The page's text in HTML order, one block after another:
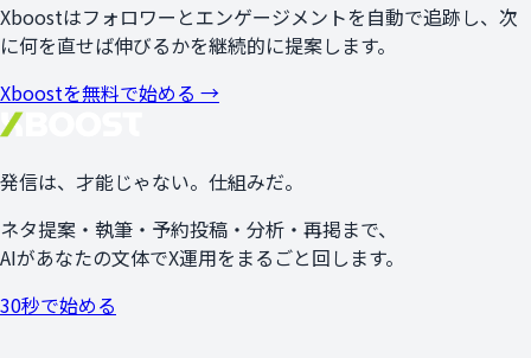
Xboostはフォロワーとエンゲージメントを自動で追跡し、次
に何を直せば伸びるかを継続的に提案します。
Xboostを無料で始める →
発信は、 才能じゃない。 仕組みだ。
ネタ提案・執筆・予約投稿・分析・再掲まで、
AIがあなたの文体でX運用をまるごと回します。
30秒で始める